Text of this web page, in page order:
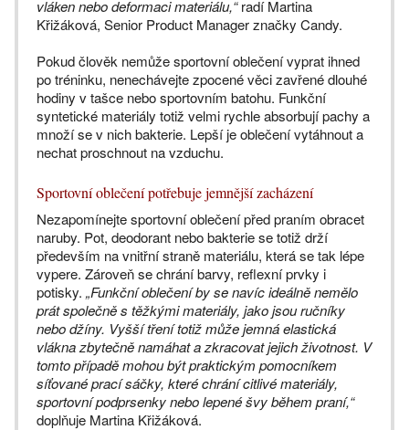
vláken nebo deformaci materiálu,“radí Martina
Křižáková, Senior Product Manager značky Candy.
Pokud člověk nemůže sportovní oblečení vyprat ihned
po tréninku, nenechávejte zpocené věci zavřené dlouhé
hodiny v tašce nebo sportovním batohu. Funkční
syntetické materiály totiž velmi rychle absorbují pachy a
množí se v nich bakterie. Lepší je oblečení vytáhnout a
nechat proschnout na vzduchu.
Sportovní oblečení potřebuje jemnější zacházení
Nezapomínejte sportovní oblečení před praním obracet
naruby. Pot, deodorant nebo bakterie se totiž drží
především na vnitřní straně materiálu, která se tak lépe
vypere. Zároveň se chrání barvy, reflexní prvky i
potisky. „Funkční oblečení by se navíc ideálně nemělo
prát společně s těžkými materiály, jako jsou ručníky
nebo džíny. Vyšší tření totiž může jemná elastická
vlákna zbytečně namáhat a zkracovat jejich životnost. V
tomto případě mohou být praktickým pomocníkem
síťované prací sáčky, které chrání citlivé materiály,
sportovní podprsenky nebo lepené švy během praní,“
doplňuje Martina Křižáková.